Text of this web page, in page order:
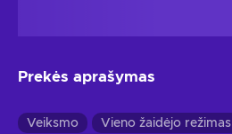
Prekės aprašymas
Veiksmo Vieno žaidėjo režimas